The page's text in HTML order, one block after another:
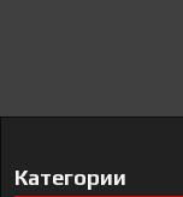
Категории